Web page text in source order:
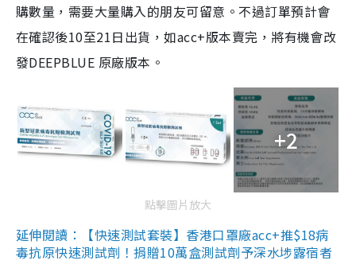
購數量，需要大量購入的朋友可留意。不過訂單預計會
在確認後10至21日出貨，如acc+版本賣完，將有機會改
發DEEPBLUE 原廠版本。
+2
點擊圖片放大
延伸閱讀：【快速測試套裝】香港口罩廠acc+推$18病
毒抗原快速測試劑！捐贈10萬盒測試劑予深水埗露宿者